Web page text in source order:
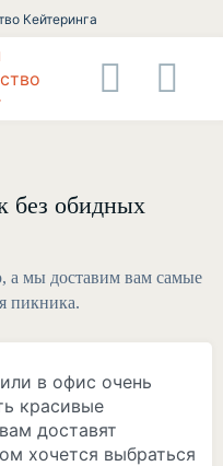
Кейтеринга
без обидных
мы доставим вам самые
пикника.
в офис очень
красивые
доставят
хочется выбраться